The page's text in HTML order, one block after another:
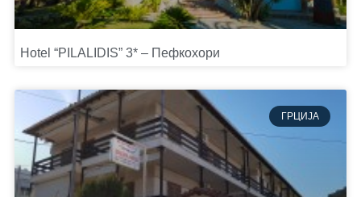
Hotel “PILALIDIS” 3* – Пефкохори
ГРЦИЈА